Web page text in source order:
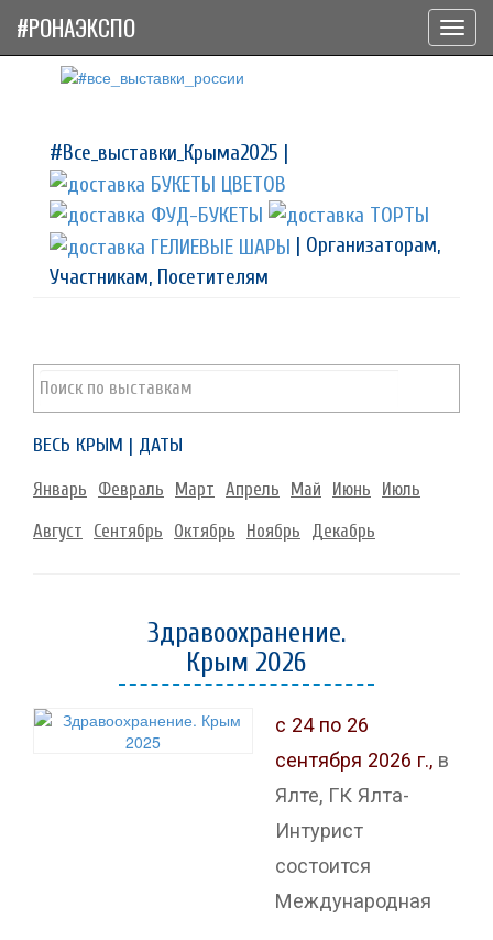
#Все_выставки_Крыма2025 |
| Организаторам,
Участникам, Посетителям
ВЕСЬ КРЫМ | ДАТЫ
Январь Февраль Март Апрель Май Июнь Июль
Август Сентябрь Октябрь Ноябрь Декабрь
Здравоохранение.
Крым 2026
с 24 по 26
сентября 2026 г., в
Ялте, ГК Ялта-
Интурист
состоится
Международная
#РОНАЭКСПО